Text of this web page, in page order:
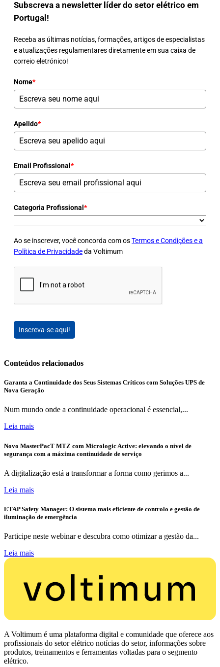
Subscreva a newsletter líder do setor elétrico em
Portugal!
Receba as últimas notícias, formações, artigos de especialistas
e atualizações regulamentares diretamente em sua caixa de
correio eletrónico!
Nome*
Apelido*
Email Profissional *
Categoria Profissional *
Ao se inscrever, você concorda com osTermos e Condições e a
Política de Privacidadeda Voltimum
Inscreva-se aqui!
Conteúdos relacionados
Garanta a Continuidade dos Seus Sistemas Críticos com Soluções UPS de
Nova Geração
Num mundo onde a continuidade operacional é essencial,...
Leia mais
Novo MasterPacT MTZ com Micrologic Active: elevando o nível de
segurança com a máxima continuidade de serviço
A digitalização está a transformar a forma como gerimos a...
Leia mais
ETAP Safety Manager: O sistema mais eficiente de controlo e gestão de
iluminação de emergência
Participe neste webinar e descubra como otimizar a gestão da...
Leia mais
A Voltimum é uma plataforma digital e comunidade que oferece aos
profissionais do setor elétrico notícias do setor, informações sobre
produtos, treinamentos e ferramentas voltadas para o segmento
elétrico.